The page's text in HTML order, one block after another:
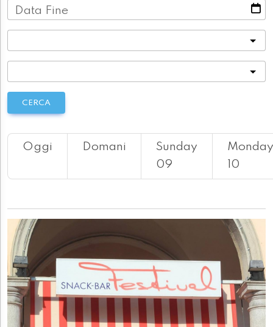
Data Fine
CERCA
Oggi Domani
Sunday
09
Monday
10